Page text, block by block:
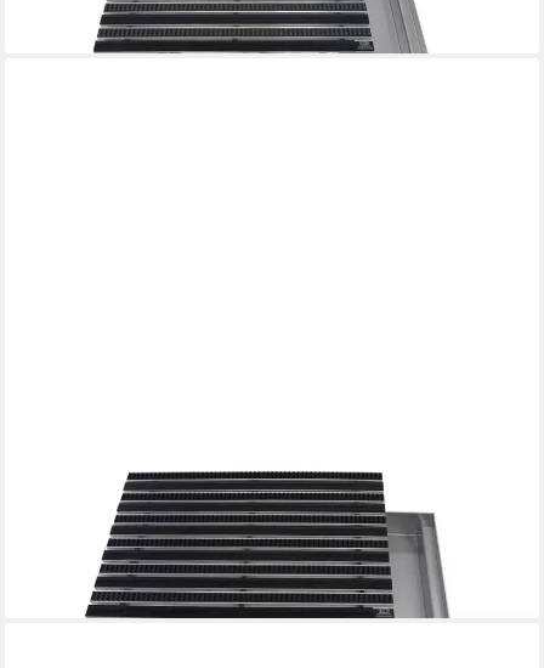
lieferbar - in 2-3 Werktagen bei dir
Fußmatte Eingangsmatte DIPLOMAT + Bodenwanne Aluminium,
Gummi + Bürsten Schwarz, rechteckig, Höhe: 75 mm, Größe:
1000x500 mm, für Innen- und Außenbereich
lieferbar - in 2-3 Werktagen bei dir